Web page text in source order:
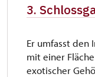
3.
Er umfasst den
mit einer
exotischer